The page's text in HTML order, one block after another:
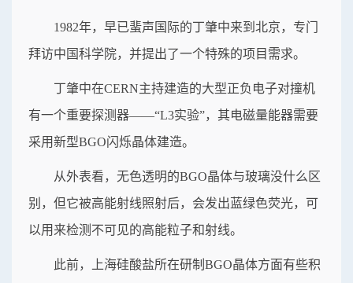
1982年，早已蜚声国际的丁肇中来到北京，专门
拜访中国科学院，并提出了一个特殊的项目需求。
丁肇中在CERN主持建造的大型正负电子对撞机
有一个重要探测器——“L3实验”，其电磁量能器需要
采用新型BGO闪烁晶体建造。
从外表看，无色透明的BGO晶体与玻璃没什么区
别，但它被高能射线照射后，会发出蓝绿色荧光，可
以用来检测不可见的高能粒子和射线。
此前，上海硅酸盐所在研制BGO晶体方面有些积